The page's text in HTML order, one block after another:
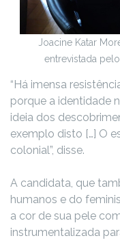
Joacine Katar
entrevistada
“Há imensa
porque a identidade
ideia dos
exemplo disto […] O
colonial”, disse.
A candidata, que
humanos e do
a cor de sua pele
instrumentalizada